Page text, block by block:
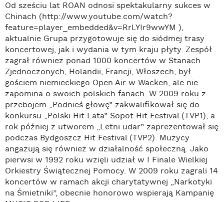
Od sześciu lat ROAN odnosi spektakularny sukces w
Chinach (http://www.youtube.com/watch?
feature=player_embedded&v=RrLYIr9wwYM ),
aktualnie Grupa przygotowuje się do siódmej trasy
koncertowej, jak i wydania w tym kraju płyty. Zespół
zagrał również ponad 1000 koncertów w Stanach
Zjednoczonych, Holandii, Francji, Włoszech, był
gościem niemieckiego Open Air w Wacken, ale nie
zapomina o swoich polskich fanach. W 2009 roku z
przebojem „Podnieś głowę” zakwalifikował się do
konkursu „Polski Hit Lata” Sopot Hit Festival (TVP1), a
rok później z utworem „Letni udar” zaprezentował się
podczas Bydgoszcz Hit Festival (TVP2). Muzycy
angażują się również w działalność społeczną. Jako
pierwsi w 1992 roku wzięli udział w I Finale Wielkiej
Orkiestry Świątecznej Pomocy. W 2009 roku zagrali 14
koncertów w ramach akcji charytatywnej „Narkotyki
na Śmietniki”, obecnie honorowo wspierają Kampanię